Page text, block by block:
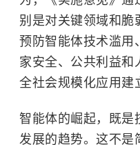
别是对关键领域和脆
预防智能体技术滥用
家安全、公共利益和
全社会规模化应用建
智能体的崛起，既是
发展的趋势。这不是